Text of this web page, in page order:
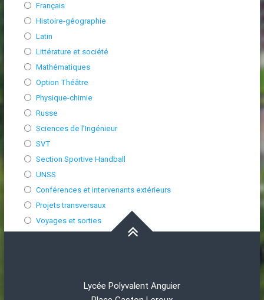
Français
Histoire-géographie
Latin
Littérature et société
Mathématiques
Option Théâtre
Physique-chimie
Russe
Sciences de l’Ingénieur
SVT
Section Sportive Handball
UNSS
Conférences et intervenants extérieurs
Projets transversaux
Voyages et sorties
Lycée Polyvalent Anguier